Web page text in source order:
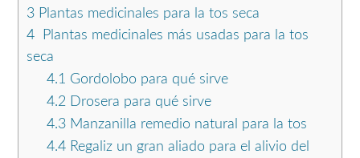
3 Plantas medicinales para la tos seca
4 Plantas medicinales más usadas para la tos
seca
4.1 Gordolobo para qué sirve
4.2Drosera para qué sirve
4.3Manzanilla remedio natural para la tos
4.4Regaliz un gran aliado para el alivio del